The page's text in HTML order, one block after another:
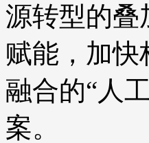
源转型的叠
赋能，加
融合的“人
案。